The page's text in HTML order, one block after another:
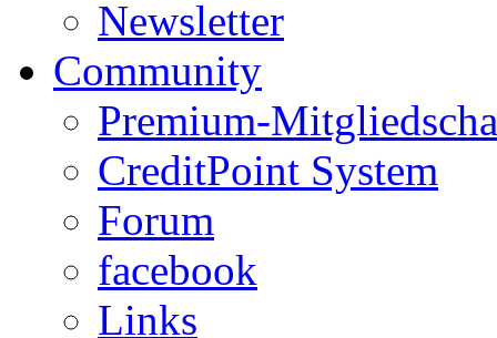
Newsletter
Community
Premium-
CreditPoint System
Forum
facebook
Links